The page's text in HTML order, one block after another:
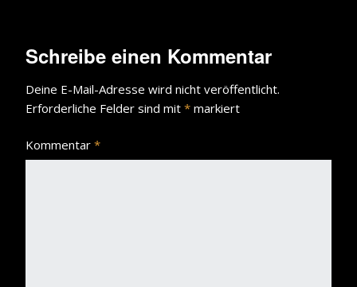
Schreibe einen Kommentar
Deine E-Mail-Adresse wird nicht veröffentlicht.
Erforderliche Felder sind mit * markiert
Kommentar *